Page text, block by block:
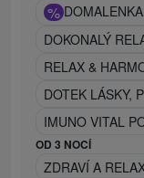
%
DOKONALÝ
RELAX &
DOTEK LÁSKY,
IMUNO VITAL
OD 3 NOCÍ
ZDRAVÍ A